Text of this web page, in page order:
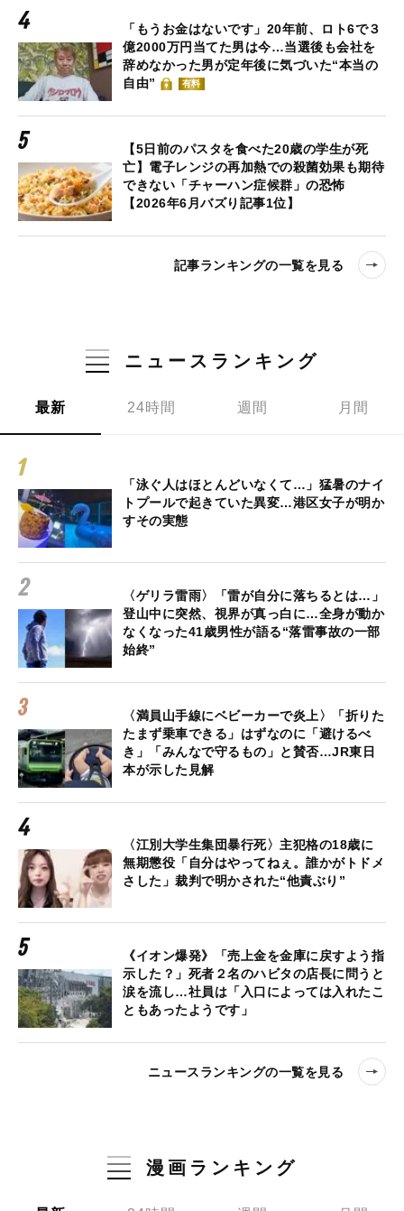
「もうお金はないです」20年前、ロト6で３
億2000万円当てた男は今…当選後も会社を
辞めなかった男が定年後に気づいた“本当の
自由”
有料
【5日前のパスタを食べた20歳の学生が死
亡】電子レンジの再加熱での殺菌効果も期待
できない「チャーハン症候群」の恐怖
【2026年6月バズり記事1位】
記事ランキングの一覧を見る
ニュースランキング
最新 24時間 週間 月間
「泳ぐ人はほとんどいなくて…」猛暑のナイ
トプールで起きていた異変…港区女子が明か
すその実態
〈ゲリラ雷雨〉「雷が自分に落ちるとは…」
登山中に突然、視界が真っ白に…全身が動か
なくなった41歳男性が語る“落雷事故の一部
始終”
〈満員山手線にベビーカーで炎上〉「折りた
たまず乗車できる」はずなのに「避けるべ
き」「みんなで守るもの」と賛否…JR東日
本が示した見解
〈江別大学生集団暴行死〉主犯格の18歳に
無期懲役「自分はやってねぇ。誰かがトドメ
さした」裁判で明かされた“他責ぶり”
《イオン爆発》「売上金を金庫に戻すよう指
示した？」死者２名のハビタの店長に問うと
涙を流し…社員は「入口によっては入れたこ
ともあったようです」
ニュースランキングの一覧を見る
漫画ランキング